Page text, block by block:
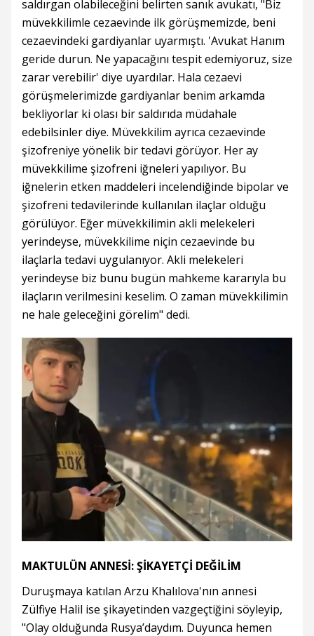
saldırgan olabileceğini belirten sanık avukatı, "Biz
müvekkilimle cezaevinde ilk görüşmemizde, beni
cezaevindeki gardiyanlar uyarmıştı. 'Avukat Hanım
geride durun. Ne yapacağını tespit edemiyoruz, size
zarar verebilir' diye uyardılar. Hala cezaevi
görüşmelerimizde gardiyanlar benim arkamda
bekliyorlar ki olası bir saldırıda müdahale
edebilsinler diye. Müvekkilim ayrıca cezaevinde
şizofreniye yönelik bir tedavi görüyor. Her ay
müvekkilime şizofreni iğneleri yapılıyor. Bu
iğnelerin etken maddeleri incelendiğinde bipolar ve
şizofreni tedavilerinde kullanılan ilaçlar olduğu
görülüyor. Eğer müvekkilimin akli melekeleri
yerindeyse, müvekkilime niçin cezaevinde bu
ilaçlarla tedavi uygulanıyor. Akli melekeleri
yerindeyse biz bunu bugün mahkeme kararıyla bu
ilaçların verilmesini keselim. O zaman müvekkilimin
ne hale geleceğini görelim" dedi.
MAKTULÜN ANNESİ: ŞİKAYETÇİ DEĞİLİM
Duruşmaya katılan Arzu Khalılova'nın annesi
Zülfiye Halil ise şikayetinden vazgeçtiğini söyleyip,
"Olay olduğunda Rusya’daydım. Duyunca hemen